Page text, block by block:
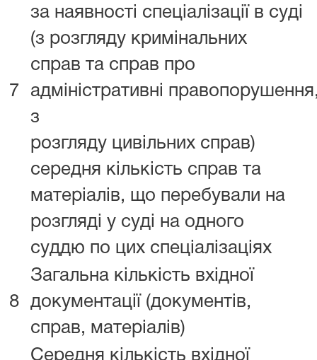
7
за наявності спеціалізації в суді
(з розгляду кримінальних
справ та справ про
адміністративні
з
розгляду цивільних справ)
середня кількість справ та
матеріалів, що перебували на
розгляді у суді на одного
суддю по цих спеціалізаціях
8
Загальна кількість вхідної
документації (документів,
справ, матеріалів)
Середня кількість вхідної